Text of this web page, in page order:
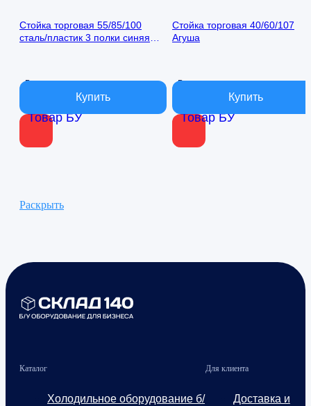
Товар БУ
Стойка торговая 55/85/100
сталь/пластик 3 полки синяя
В наличии
Товар БУ
Стойка торговая 40/60/107
Агуша
В наличии
Раскрыть
Каталог
Холодильное оборудование б/
Для клиента
Доставка и